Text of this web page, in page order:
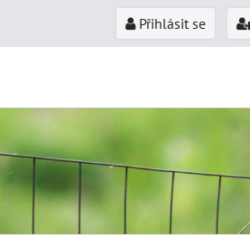
Přihlásit se